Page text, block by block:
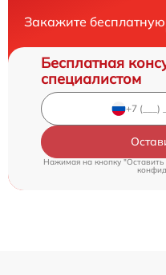
Закажите
Бесплатная
специалистом
Нажимая на кнопку